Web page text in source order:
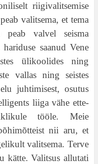
riigivalitsemise
valitsema, et tema
valvel seisma
saanud Vene
ülikoolides ning
vallas ning seistes
juhtimisest, osutus
liiga vähe ette-
tööle. Meie
nii aru, et
valitsema. Terve
Valitsus allutati